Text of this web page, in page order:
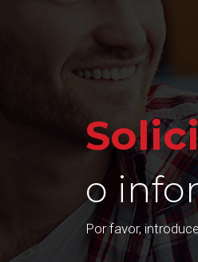
o
Por favor,